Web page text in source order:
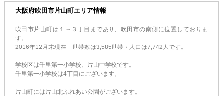
大阪府吹田市片山町エリア情報
吹田市片山町は１～３丁目まであり、吹田市の南側に位置しておりま
す。
2016年12月末現在 世帯数は3,585世帯・人口は7,742人です。
学校区は千里第一小学校、片山中学校です。
千里第一小学校は4丁目にございます。
片山町には片山北ふれあい公園がございます。